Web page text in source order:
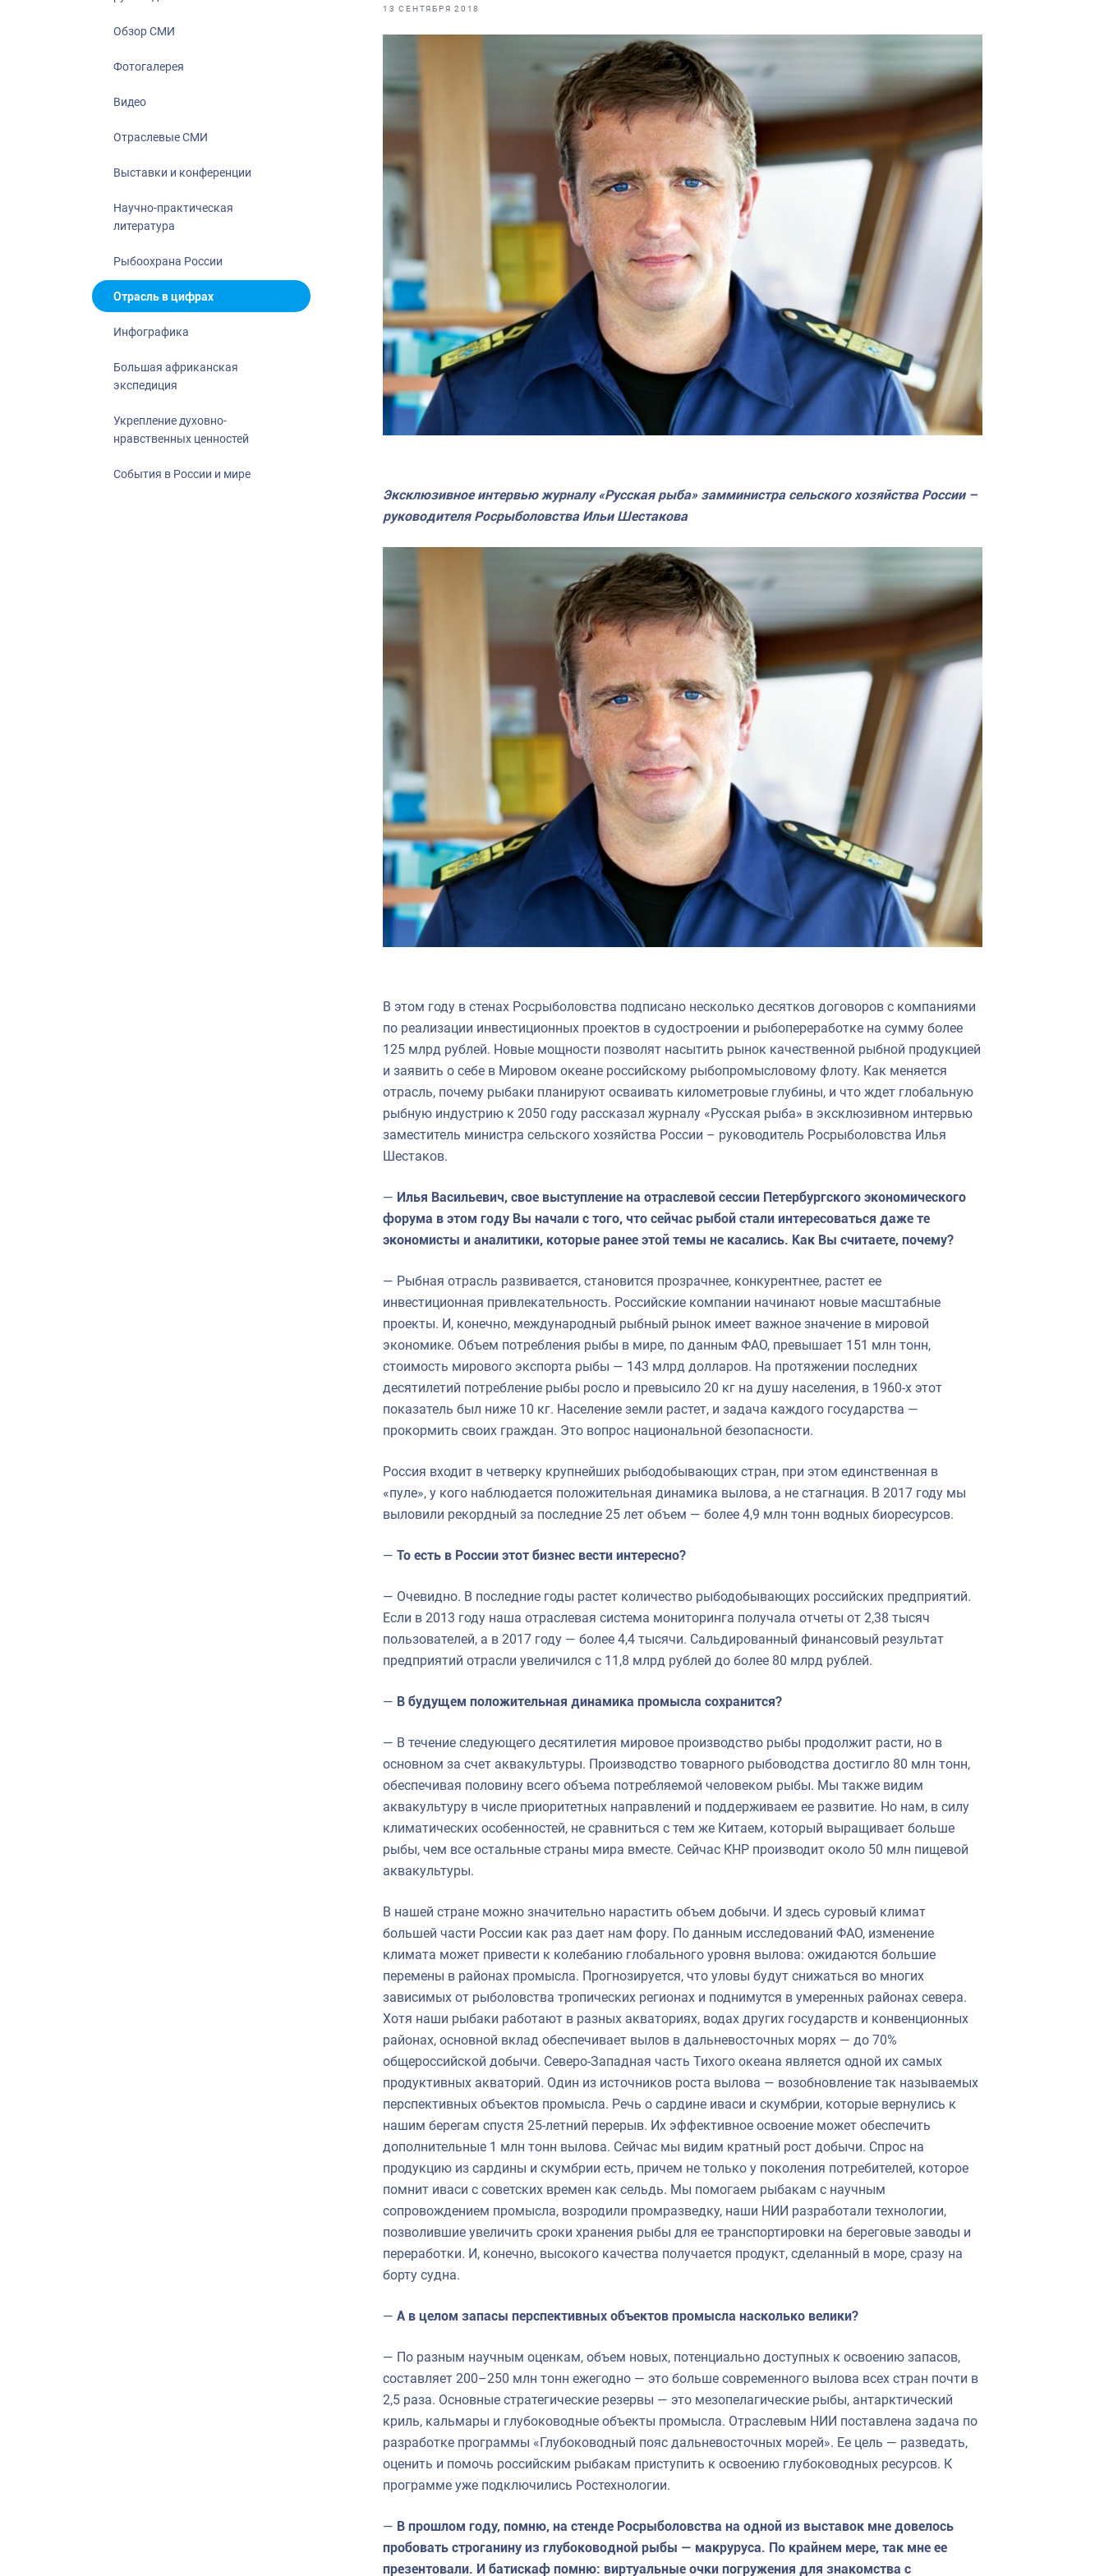
Обзор СМИ
Фотогалерея
Видео
Отраслевые СМИ
Выставки и конференции
Научно-практическая
литература
Рыбоохрана России
Отрасль в цифрах
Инфографика
Большая африканская
экспедиция
Укрепление духовно-
нравственных ценностей
События в России и мире
13 СЕНТЯБРЯ 2018
Эксклюзивное интервью журналу «Русская рыба» замминистра сельского хозяйства России –
руководителя Росрыболовства Ильи Шестакова
В этом году в стенах Росрыболовства подписано несколько десятков договоров с компаниями
по реализации инвестиционных проектов в судостроении и рыбопереработке на сумму более
125 млрд рублей. Новые мощности позволят насытить рынок качественной рыбной продукцией
и заявить о себе в Мировом океане российскому рыбопромысловому флоту. Как меняется
отрасль, почему рыбаки планируют осваивать километровые глубины, и что ждет глобальную
рыбную индустрию к 2050 году рассказал журналу «Русская рыба» в эксклюзивном интервью
заместитель министра сельского хозяйства России – руководитель Росрыболовства Илья
Шестаков.
— Илья Васильевич, свое выступление на отраслевой сессии Петербургского экономического
форума в этом году Вы начали с того, что сейчас рыбой стали интересоваться даже те
экономисты и аналитики, которые ранее этой темы не касались. Как Вы считаете, почему?
— Рыбная отрасль развивается, становится прозрачнее, конкурентнее, растет ее
инвестиционная привлекательность. Российские компании начинают новые масштабные
проекты. И, конечно, международный рыбный рынок имеет важное значение в мировой
экономике. Объем потребления рыбы в мире, по данным ФАО, превышает 151 млн тонн,
стоимость мирового экспорта рыбы — 143 млрд долларов. На протяжении последних
десятилетий потребление рыбы росло и превысило 20 кг на душу населения, в 1960-х этот
показатель был ниже 10 кг. Население земли растет, и задача каждого государства —
прокормить своих граждан. Это вопрос национальной безопасности.
Россия входит в четверку крупнейших рыбодобывающих стран, при этом единственная в
«пуле», у кого наблюдается положительная динамика вылова, а не стагнация. В 2017 году мы
выловили рекордный за последние 25 лет объем — более 4,9 млн тонн водных биоресурсов.
— То есть в России этот бизнес вести интересно?
— Очевидно. В последние годы растет количество рыбодобывающих российских предприятий.
Если в 2013 году наша отраслевая система мониторинга получала отчеты от 2,38 тысяч
пользователей, а в 2017 году — более 4,4 тысячи. Сальдированный финансовый результат
предприятий отрасли увеличился с 11,8 млрд рублей до более 80 млрд рублей.
— В будущем положительная динамика промысла сохранится?
— В течение следующего десятилетия мировое производство рыбы продолжит расти, но в
основном за счет аквакультуры. Производство товарного рыбоводства достигло 80 млн тонн,
обеспечивая половину всего объема потребляемой человеком рыбы. Мы также видим
аквакультуру в числе приоритетных направлений и поддерживаем ее развитие. Но нам, в силу
климатических особенностей, не сравниться с тем же Китаем, который выращивает больше
рыбы, чем все остальные страны мира вместе. Сейчас КНР производит около 50 млн пищевой
аквакультуры.
В нашей стране можно значительно нарастить объем добычи. И здесь суровый климат
большей части России как раз дает нам фору. По данным исследований ФАО, изменение
климата может привести к колебанию глобального уровня вылова: ожидаются большие
перемены в районах промысла. Прогнозируется, что уловы будут снижаться во многих
зависимых от рыболовства тропических регионах и поднимутся в умеренных районах севера.
Хотя наши рыбаки работают в разных акваториях, водах других государств и конвенционных
районах, основной вклад обеспечивает вылов в дальневосточных морях — до 70%
общероссийской добычи. Северо-Западная часть Тихого океана является одной их самых
продуктивных акваторий. Один из источников роста вылова — возобновление так называемых
перспективных объектов промысла. Речь о сардине иваси и скумбрии, которые вернулись к
нашим берегам спустя 25-летний перерыв. Их эффективное освоение может обеспечить
дополнительные 1 млн тонн вылова. Сейчас мы видим кратный рост добычи. Спрос на
продукцию из сардины и скумбрии есть, причем не только у поколения потребителей, которое
помнит иваси с советских времен как сельдь. Мы помогаем рыбакам с научным
сопровождением промысла, возродили промразведку, наши НИИ разработали технологии,
позволившие увеличить сроки хранения рыбы для ее транспортировки на береговые заводы и
переработки. И, конечно, высокого качества получается продукт, сделанный в море, сразу на
борту судна.
— А в целом запасы перспективных объектов промысла насколько велики?
— По разным научным оценкам, объем новых, потенциально доступных к освоению запасов,
составляет 200–250 млн тонн ежегодно — это больше современного вылова всех стран почти в
2,5 раза. Основные стратегические резервы — это мезопелагические рыбы, антарктический
криль, кальмары и глубоководные объекты промысла. Отраслевым НИИ поставлена задача по
разработке программы «Глубоководный пояс дальневосточных морей». Ее цель — разведать,
оценить и помочь российским рыбакам приступить к освоению глубоководных ресурсов. К
программе уже подключились Ростехнологии.
— В прошлом году, помню, на стенде Росрыболовства на одной из выставок мне довелось
пробовать строганину из глубоководной рыбы — макруруса. По крайнем мере, так мне ее
презентовали. И батискаф помню: виртуальные очки погружения для знакомства с